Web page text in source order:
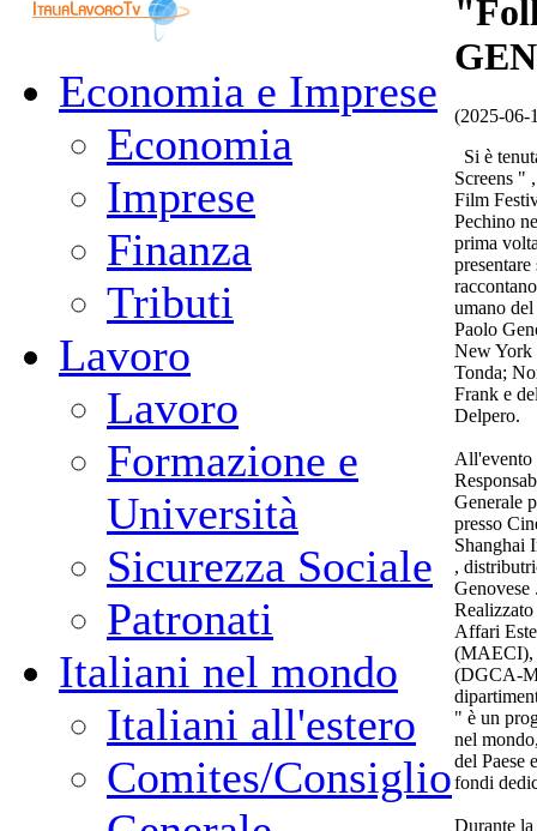
Economia e Imprese
Economia
Imprese
Finanza
Tributi
Lavoro
Lavoro
Formazione e
Università
Sicurezza Sociale
Patronati
Italiani nel mondo
Italiani all'estero
Comites/Consiglio
(2025-06-
Si è
Screens "
Film
Pechino
prima
umano
Paolo
New York
Tonda;
Frank e
Delpero.
All'evento
Generale
presso
Shanghai
,
Genovese
Affari
(MAECI),
(DGCA-
" è un
nel
del Paese
fondi
Durante la